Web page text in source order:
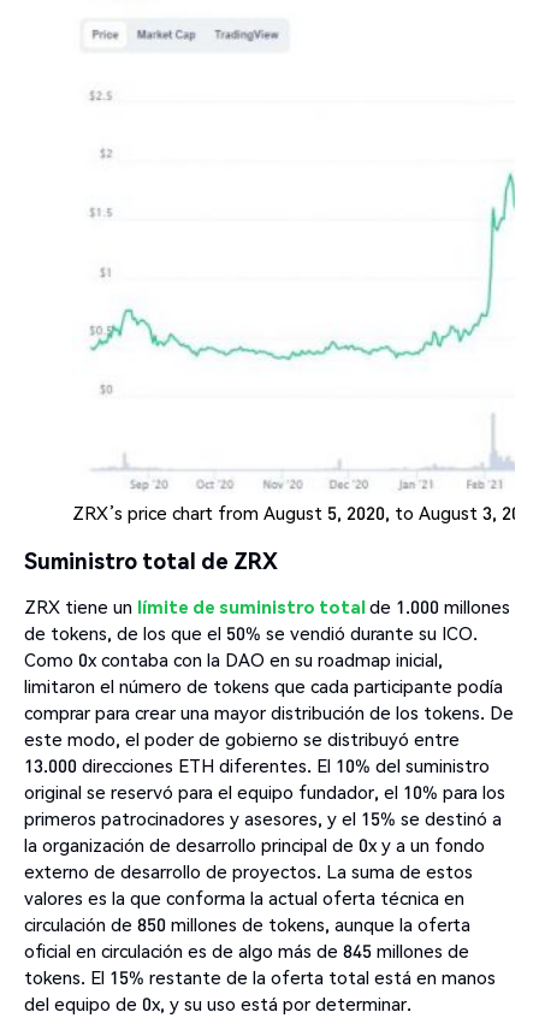
ZRX’s price chart from August 5, 2020, to August 3,
Suministro total de ZRX
ZRX tiene un límite de suministro totalde 1.000 millones
de tokens, de los que el 50% se vendió durante su ICO.
Como 0x contaba con la DAO en su roadmap inicial,
limitaron el número de tokens que cada participante podía
comprar para crear una mayor distribución de los tokens. De
este modo, el poder de gobierno se distribuyó entre
13.000 direcciones ETH diferentes. El 10% del suministro
original se reservó para el equipo fundador, el 10% para los
primeros patrocinadores y asesores, y el 15% se destinó a
la organización de desarrollo principal de 0x y a un fondo
externo de desarrollo de proyectos. La suma de estos
valores es la que conforma la actual oferta técnica en
circulación de 850 millones de tokens, aunque la oferta
oficial en circulación es de algo más de 845 millones de
tokens. El 15% restante de la oferta total está en manos
del equipo de 0x, y su uso está por determinar.